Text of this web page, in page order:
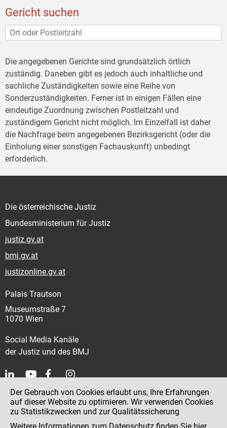
Gericht suchen
Die angegebenen Gerichte sind grundsätzlich örtlich
zuständig. Daneben gibt es jedoch auch inhaltliche und
sachliche Zuständigkeiten sowie eine Reihe von
Sonderzuständigkeiten. Ferner ist in einigen Fällen eine
eindeutige Zuordnung zwischen Postleitzahl und
zuständigem Gericht nicht möglich. Im Einzelfall ist daher
die Nachfrage beim angegebenen Bezirksgericht (oder die
Einholung einer sonstigen Fachauskunft) unbedingt
erforderlich.
Die österreichische Justiz
Bundesministerium für Justiz
justiz.gv.at
bmj.gv.at
justizonline.gv.at
Palais Trautson
Museumstraße 7
1070 Wien
Social Media Kanäle
der Justiz und des BMJ
Kontakt
Impressum
Der Gebrauch von Cookies erlaubt uns, Ihre Erfahrungen
auf dieser Website zu optimieren. Wir verwenden Cookies
zu Statistikzwecken und zur Qualitätssicherung